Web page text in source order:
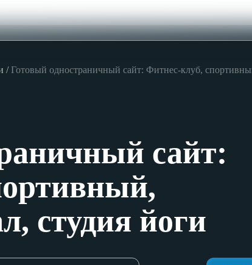
Готовый одностраничный сайт: Фитнес-клуб,
сайт:
студия йоги